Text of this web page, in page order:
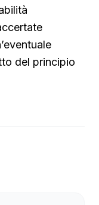
del principio